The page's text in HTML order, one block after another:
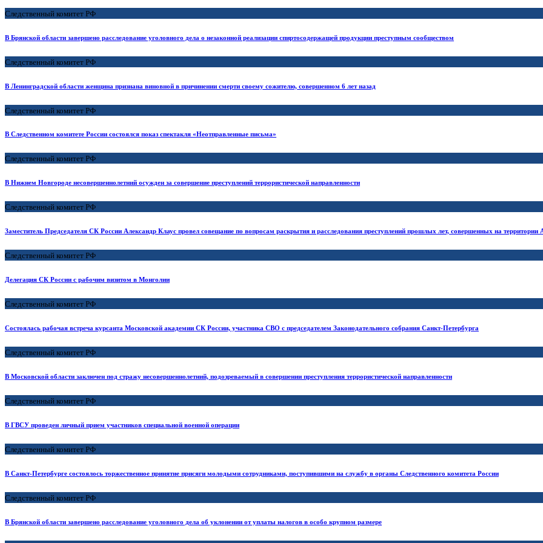
Следственный комитет РФ
В Брянской области завершено расследование уголовного дела о незаконной реализации спиртосодержащей продукции преступным сообществом
Следственный комитет РФ
В Ленинградской области женщина признана виновной в причинении смерти своему сожителю, совершенном 6 лет назад
Следственный комитет РФ
В Следственном комитете России состоялся показ спектакля «Неотправленные письма»
Следственный комитет РФ
В Нижнем Новгороде несовершеннолетний осужден за совершение преступлений террористической направленности
Следственный комитет РФ
Заместитель Председателя СК России Александр Клаус провел совещание по вопросам раскрытия и расследования преступлений прошлых лет, совершенных на территории
Следственный комитет РФ
Делегация СК России с рабочим визитом в Монголии
Следственный комитет РФ
Состоялась рабочая встреча курсанта Московской академии СК России, участника СВО с председателем Законодательного собрания Санкт-Петербурга
Следственный комитет РФ
В Московской области заключен под стражу несовершеннолетний, подозреваемый в совершении преступления террористической направленности
Следственный комитет РФ
В ГВСУ проведен личный прием участников специальной военной операции
Следственный комитет РФ
В Санкт-Петербурге состоялось торжественное принятие присяги молодыми сотрудниками, поступившими на службу в органы Следственного комитета России
Следственный комитет РФ
В Брянской области завершено расследование уголовного дела об уклонении от уплаты налогов в особо крупном размере